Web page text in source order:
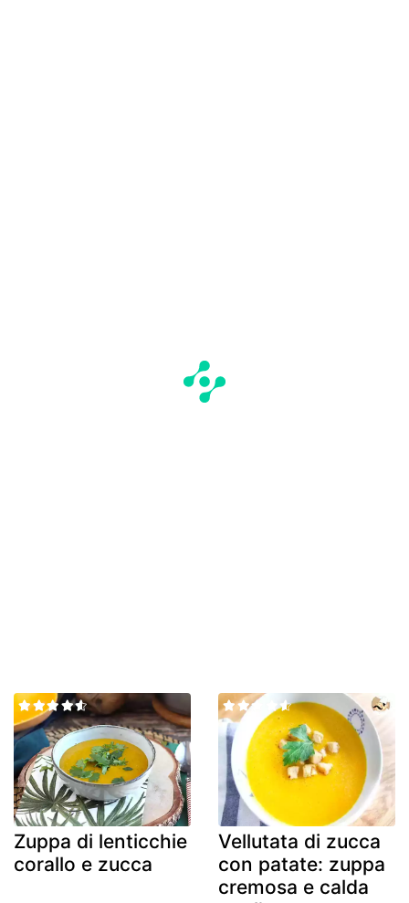
Zuppa di lenticchie
corallo e zucca
Vellutata di zucca
con patate: zuppa
cremosa e calda